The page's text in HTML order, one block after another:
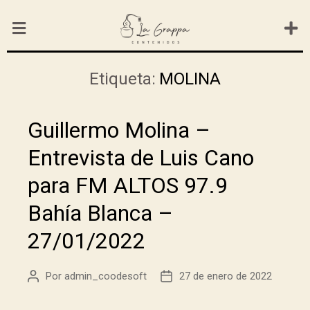
Etiqueta: MOLINA
Guillermo Molina –
Entrevista de Luis Cano
para FM ALTOS 97.9
Bahía Blanca –
27/01/2022
Por admin_coodesoft 27 de enero de 2022